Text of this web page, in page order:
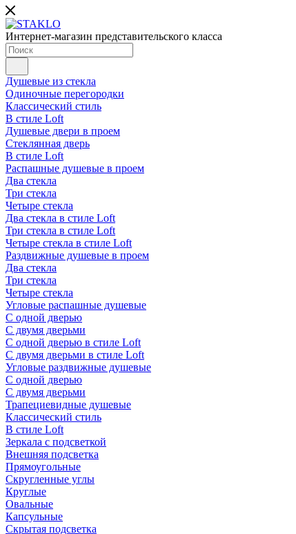
Интернет-магазин представительского класса
Душевые из стекла
Одиночные перегородки
Классический стиль
В стиле Loft
Душевые двери в проем
Стеклянная дверь
В стиле Loft
Распашные душевые в проем
Два стекла
Три стекла
Четыре стекла
Два стекла в стиле Loft
Три стекла в стиле Loft
Четыре стекла в стиле Loft
Раздвижные душевые в проем
Два стекла
Три стекла
Четыре стекла
Угловые распашные душевые
С одной дверью
С двумя дверьми
С одной дверью в стиле Loft
С двумя дверьми в стиле Loft
Угловые раздвижные душевые
С одной дверью
С двумя дверьми
Трапециевидные душевые
Классический стиль
В стиле Loft
Зеркала с подсветкой
Внешняя подсветка
Прямоугольные
Скругленные углы
Круглые
Овальные
Капсульные
Скрытая подсветка